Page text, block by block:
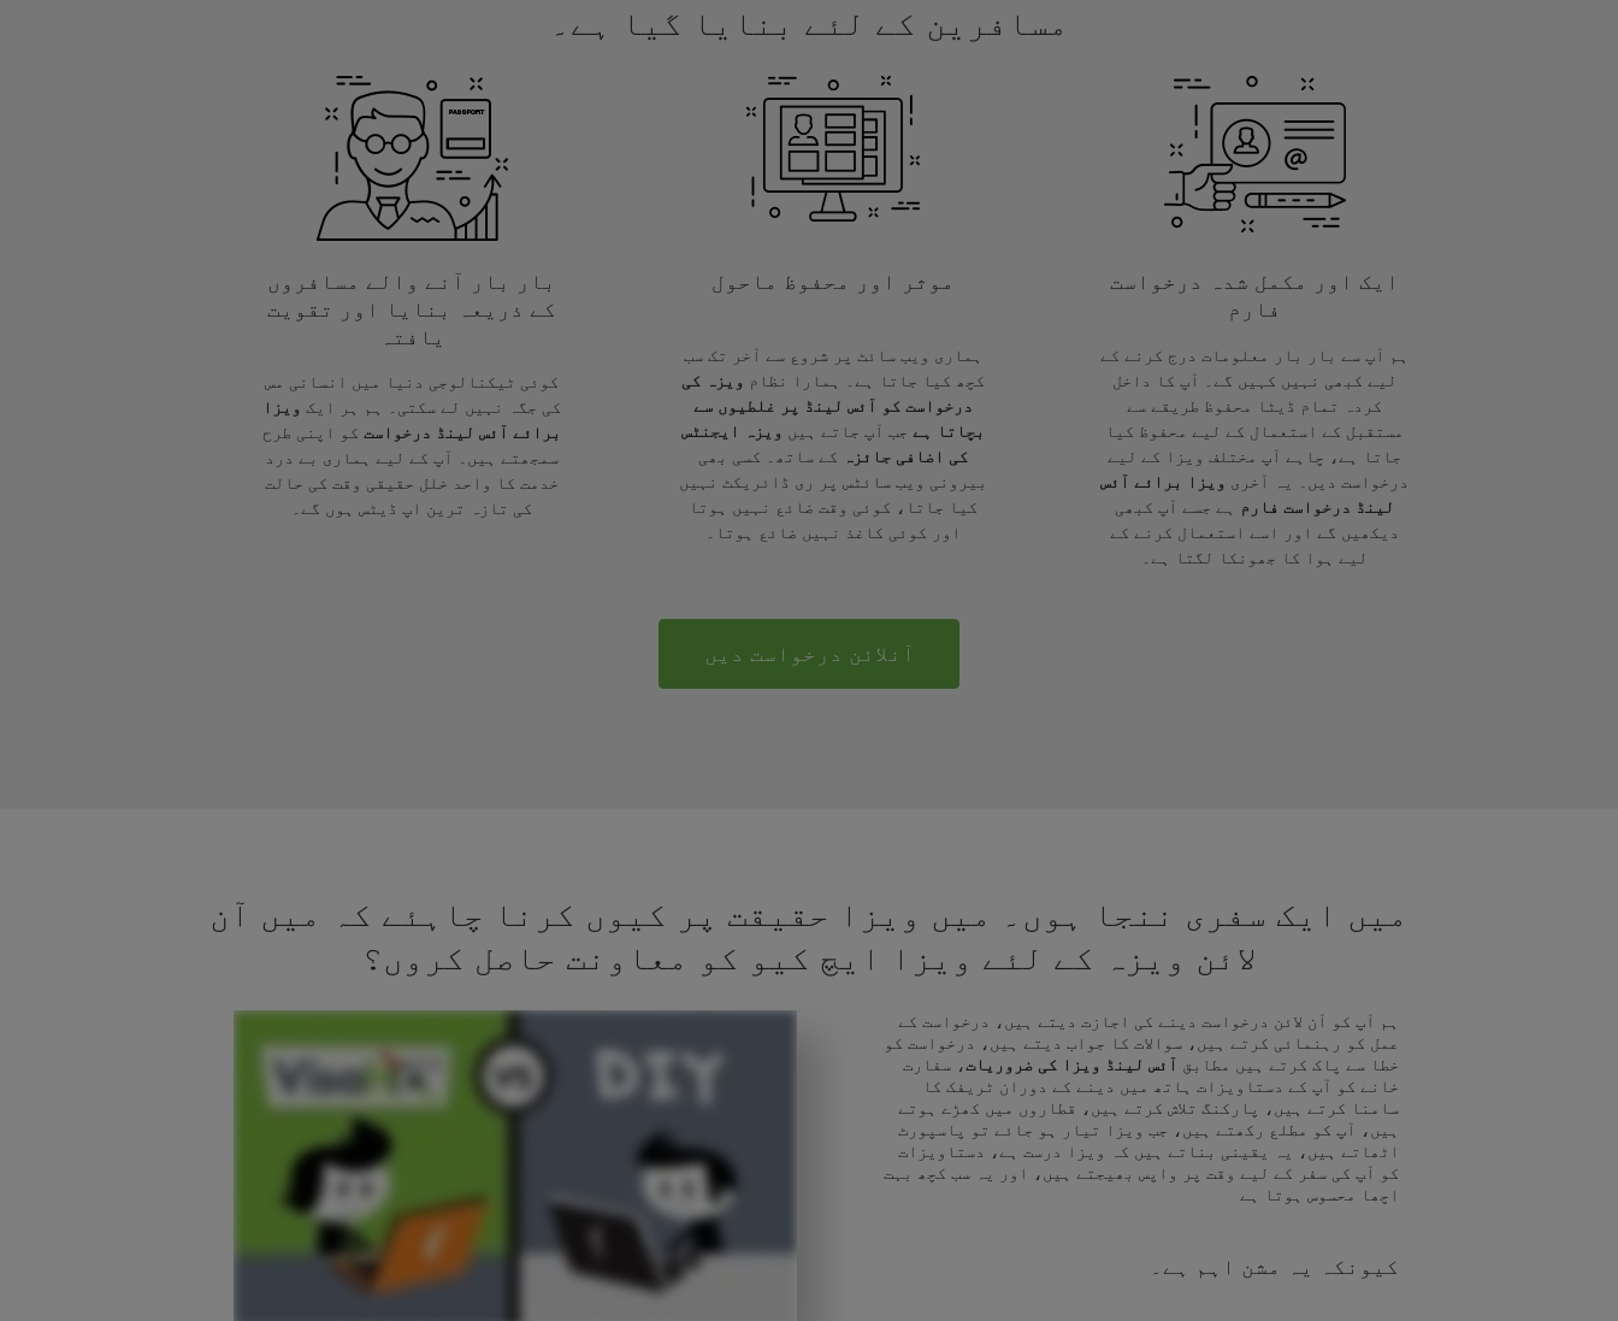
مسافرین کے لئے بنایا گیا ہے۔
ایک اور مکمل شدہ درخواست
فارم
ہم آپ سے بار بار معلومات درج کرنے کے
لیے کبھی نہیں کہیں گے۔ آپ کا داخل
کردہ تمام ڈیٹا محفوظ طریقے سے
مستقبل کے استعمال کے لیے محفوظ کیا
جاتا ہے، چاہے آپ مختلف ویزا کے لیے
درخواست دیں۔ یہ آخری ویزا برائے آئس
لینڈ درخواست فارم
ہے جسے آپ کبھی
دیکھیں گے اور اسے استعمال کرنے کے
لیے ہوا کا جھونکا لگتا ہے۔
موثر اور محفوظ ماحول
ہماری ویب سائٹ پر شروع سے آخر تک سب
کچھ کیا جاتا ہے۔ ہمارا نظام ویزہ کی
درخواست کو آئس لینڈ پر غلطیوں سے
بچاتا ہے جب آپ جاتے ہیں
ویزہ ایجنٹس
کی اضافی جائزہ
کے ساتھ۔ کسی بھی
بیرونی ویب سائٹس پر ری ڈائریکٹ نہیں
کیا جاتا، کوئی وقت ضائع نہیں ہوتا
اور کوئی کاغذ نہیں ضائع ہوتا۔
بار بار آنے والے مسافروں
کے ذریعہ بنایا اور تقویت
یافتہ
کوئی ٹیکنالوجی دنیا میں انسانی مس
کی جگہ نہیں لے سکتی۔ ہم ہر ایک ویزا
برائے آئس لینڈ درخواست کو اپنی طرح
سمجھتے ہیں۔ آپ کے لیے ہماری بے درد
خدمت کا واحد خلل حقیقی وقت کی حالت
کی تازہ ترین اپ ڈیٹس ہوں گے۔
آنلائن درخواست دیں
میں ایک سفری ننجا ہوں۔ میں ویزا حقیقت پر کیوں کرنا چاہئے کہ میں آن
لائن ویزہ کے لئے ویزا ایچ کیو کو معاونت حاصل کروں؟
ہم آپ کو آن لائن درخواست دینے کی اجازت دیتے ہیں، درخواست کے
عمل کو رہنمائی کرتے ہیں، سوالات کا جواب دیتے ہیں، درخواست کو
خطا سے پاک کرتے ہیں مطابق آئس لینڈ ویزا کی ضروریات، سفارت
خانے کو آپ کے دستاویزات ہاتھ میں دینے کے دوران ٹریفک کا
سامنا کرتے ہیں، پارکنگ تلاش کرتے ہیں، قطاروں میں کھڑے ہوتے
ہیں، آپ کو مطلع رکھتے ہیں، جب ویزا تیار ہو جائے تو پاسپورٹ
اٹھاتے ہیں، یہ یقینی بناتے ہیں کہ ویزا درست ہے، دستاویزات
کو آپ کی سفر کے لیے وقت پر واپس بھیجتے ہیں، اور یہ سب کچھ بہت
اچھا محسوس ہوتا ہے
کیونکہ یہ مشن اہم ہے۔